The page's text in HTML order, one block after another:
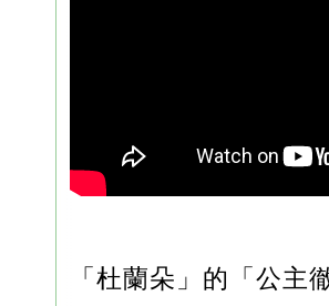
「杜蘭朵」的「公主